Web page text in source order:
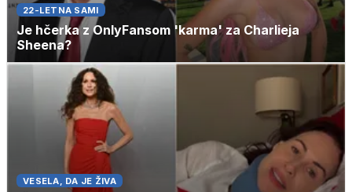
22-LETNA SAMI
Je hčerka z OnlyFansom 'karma' za Charlieja
Sheena?
VESELA, DA JE ŽIVA